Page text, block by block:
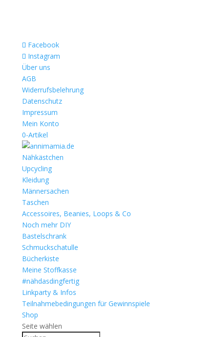
Facebook
Instagram
Über uns
AGB
Widerrufsbelehrung
Datenschutz
Impressum
Mein Konto
0-Artikel
Nähkästchen
Upcycling
Kleidung
Männersachen
Taschen
Accessoires, Beanies, Loops & Co
Noch mehr DIY
Bastelschrank
Schmuckschatulle
Bücherkiste
Meine Stoffkasse
#nähdasdingfertig
Linkparty & Infos
Teilnahmebedingungen für Gewinnspiele
Shop
Seite wählen